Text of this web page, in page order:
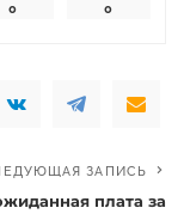
0 0
ЗАПИСЬ
плата за